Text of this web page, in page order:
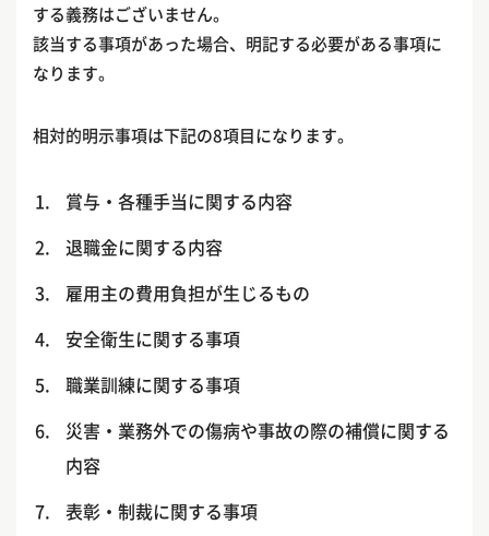
する義務はございません。
該当する事項があった場合、明記する必要がある事項に
なります。
相対的明示事項は下記の8項目になります。
賞与・各種手当に関する内容
退職金に関する内容
雇用主の費用負担が生じるもの
安全衛生に関する事項
職業訓練に関する事項
災害・業務外での傷病や事故の際の補償に関する
内容
表彰・制裁に関する事項